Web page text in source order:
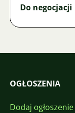
Do negocjacji
OGŁOSZENIA
Dodaj ogłoszenie